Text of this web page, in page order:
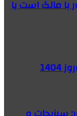
با مالک است یا